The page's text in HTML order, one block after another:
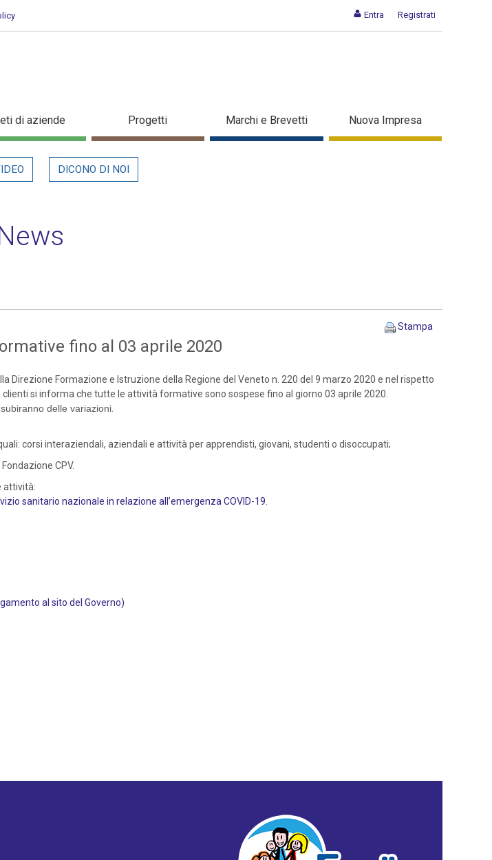
Entra Registrati
di aziende Progetti Marchi e Brevetti Nuova Impresa
DICONO DI NOI
Stampa
fino al 03 aprile 2020
Formazione e Istruzione della Regione del Veneto n. 220 del 9 marzo 2020 e nel rispetto
si informa che tutte le attività formative sono sospese fino al giorno 03 aprile 2020.
delle variazioni.
corsi interaziendali, aziendali e attività per apprendisti, giovani, studenti o disoccupati;
CPV.
attività:
sanitario nazionale in relazione all’emergenza COVID-19.
al sito del Governo)